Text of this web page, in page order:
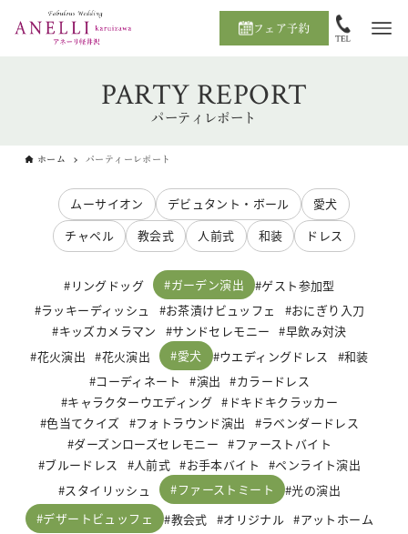
フェア予約
PARTY REPORT
パーティレポート
ホーム パーティーレポート
ムーサイオン デビュタント・ボール
愛犬
チャペル
教会式 人前式 和装 ドレス
リングドッグ ガーデン演出
ゲスト参加型
ラッキーディッシュ
お茶漬けビュッフェ
おにぎり入刀
キッズカメラマン
サンドセレモニー
早飲み対決
花火演出
花火演出 愛犬 ウエディングドレス
和装
コーディネート
演出
カラードレス
キャラクターウエディング
ドキドキクラッカー
色当てクイズ
フォトラウンド演出
ラベンダードレス
ダーズンローズセレモニー
ファーストバイト
ブルードレス
人前式 お手本バイト
ペンライト演出
スタイリッシュ
ファーストミート
光の演出
デザートビュッフェ
教会式 オリジナル
アットホーム